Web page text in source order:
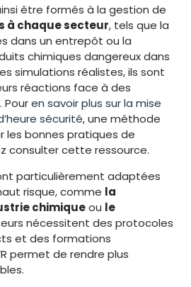
être formés à la gestion de
à chaque secteur, tels que la
dans un entrepôt ou la
chimiques dangereux dans
simulations réalistes, ils sont
réactions face à des
Pouren savoir plus sur la mise
sécurité, une méthode
les bonnes pratiques de
consulter cette ressource.
particulièrement adaptées
risque, comme la
chimiqueou le
nécessitent des protocoles
et des formations
permet de rendre plus